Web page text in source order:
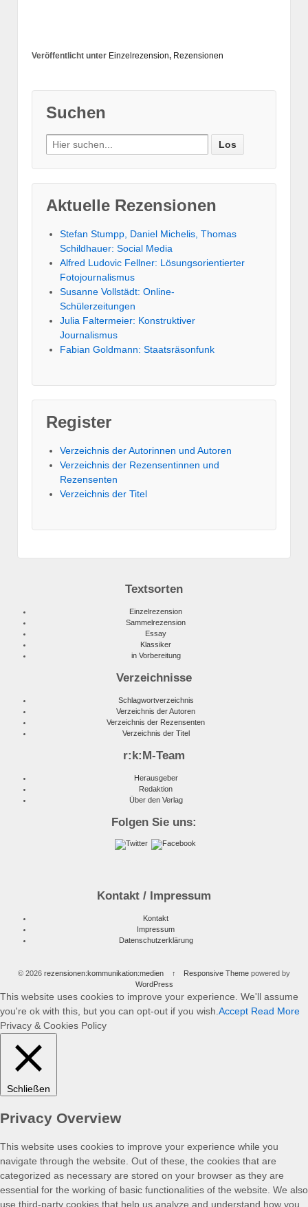
Veröffentlicht unter Einzelrezension, Rezensionen
Suchen
Aktuelle Rezensionen
Stefan Stumpp, Daniel Michelis, Thomas
Schildhauer: Social Media
Alfred Ludovic Fellner: Lösungsorientierter
Fotojournalismus
Susanne Vollstädt: Online-
Schülerzeitungen
Julia Faltermeier: Konstruktiver
Journalismus
Fabian Goldmann: Staatsräsonfunk
Register
Verzeichnis der Autorinnen und Autoren
Verzeichnis der Rezensentinnen und
Rezensenten
Verzeichnis der Titel
Textsorten
Einzelrezension
Sammelrezension
Essay
Klassiker
in Vorbereitung
Verzeichnisse
Schlagwortverzeichnis
Verzeichnis der Autoren
Verzeichnis der Rezensenten
Verzeichnis der Titel
r:k:M-Team
Herausgeber
Redaktion
Über den Verlag
Folgen Sie uns:
Kontakt / Impressum
Kontakt
Impressum
Datenschutzerklärung
© 2026 rezensionen:kommunikation:medien ↑ Responsive Themepowered by
WordPress
This website uses cookies to improve your experience. We'll assume
you're ok with this, but you can opt-out if you wish. Accept Read More
Privacy & Cookies Policy
Schließen
Privacy Overview
This website uses cookies to improve your experience while you
navigate through the website. Out of these, the cookies that are
categorized as necessary are stored on your browser as they are
essential for the working of basic functionalities of the website. We also
use third-party cookies that help us analyze and understand how you